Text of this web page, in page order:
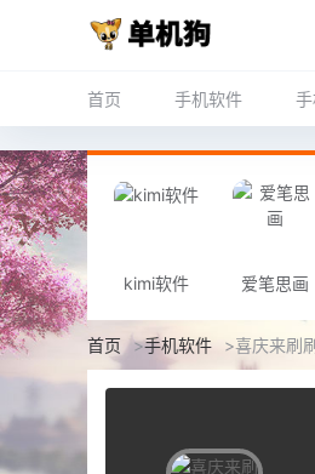
首页 手机软件
kimi软件 爱笔思画
首页 >手机软件 >喜庆来刷